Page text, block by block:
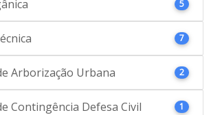
5
7
Arborização Urbana 2
Contingência Defesa Civil 1